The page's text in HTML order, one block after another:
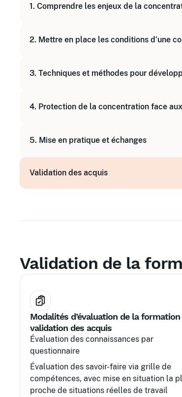
1. Comprendre les enjeux de la
Comprendre l'impact des
2. Mettre en place les conditions d'une
Gérer les interruptions et les
3. Techniques et méthodes pour
Méthodes pour maintenir la
4. Protection de la concentration face
Apprendre à dire non et gérer les
5. Mise en pratique et échanges
Partager les retours d'expérience
Recevoir des feedbacks du
Validation des acquis
Validation de la
Modalités d’évaluation de la
validation des acquis
Évaluation des connaissances par
questionnaire
Évaluation des savoir-faire via grille de
compétences, avec mise en situation la
proche de situations réelles de travail